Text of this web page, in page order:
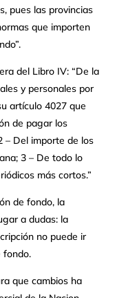
pues las provincias
que importen
del Libro IV: “De la
y personales por
artículo 4027 que
de pagar los
– Del importe de los
3 – De todo lo
más cortos.”
de fondo, la
a dudas: la
no puede ir
fondo.
que cambios ha